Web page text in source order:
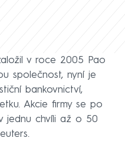
v roce 2005 Pao
společnost, nyní je
bankovnictví,
Akcie firmy se po
jednu chvíli až o 50